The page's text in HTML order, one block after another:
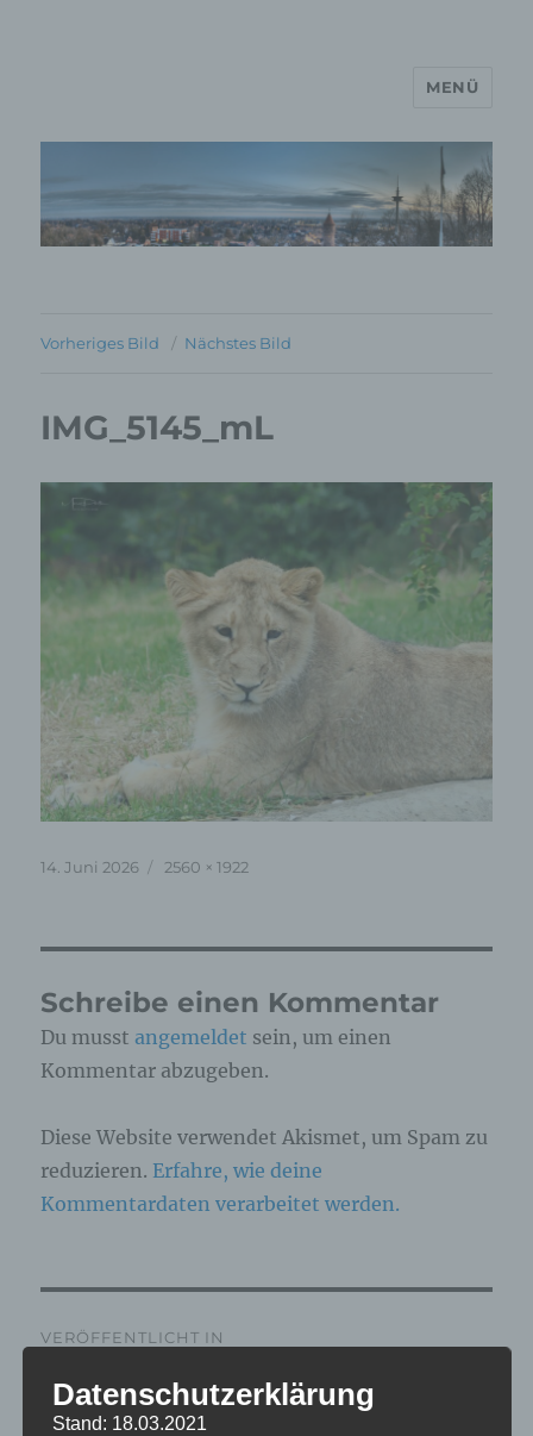
MP Mario Porten Beratung
Training Coaching
MENÜ
Vorheriges Bild Nächstes Bild
IMG_5145_mL
Veröffentlicht
14. Juni 2026 Originalgröße
2560 × 1922
Schreibe einen Kommentar
Du musst angemeldet sein, um einen
Kommentar abzugeben.
Diese Website verwendet Akismet, um Spam zu
reduzieren. Erfahre, wie deine
Kommentardaten verarbeitet werden.
VERÖFFENTLICHT IN
IMG_5145_mL
Datenschutzerklärung
Stand: 18.03.2021